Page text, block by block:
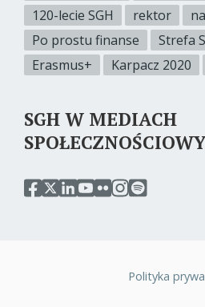
120-lecie SGH
rektor
Po prostu finanse
Strefa
Erasmus+
Karpacz 2020
SGH W MEDIACH
przejdź
przejdź
przejdź
przejdź
przejdź
przejdźprzejdź
Stopka
Polityka